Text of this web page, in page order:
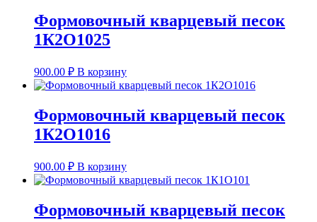
Формовочный кварцевый песок
1К2О1025
900.00 ₽ В корзину
Формовочный кварцевый песок
1К2О1016
900.00 ₽ В корзину
Формовочный кварцевый песок